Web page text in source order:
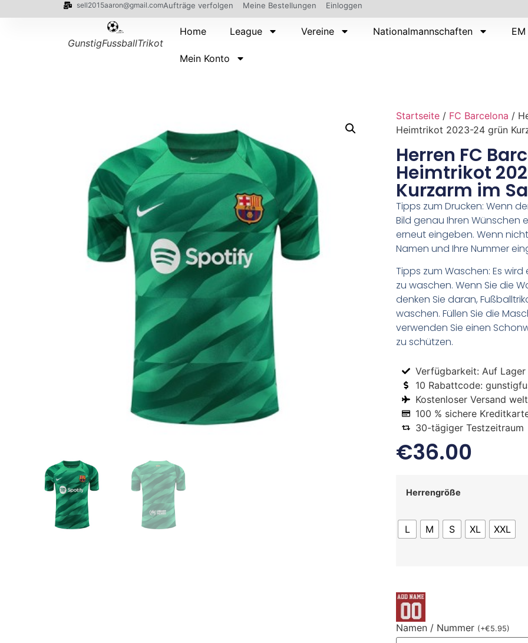
sell2015aaron@gmail.comAufträge verfolgen Meine Bestellungen Einloggen
GunstigFussballTrikot
Home League Vereine Nationalmannschaften
Mein Konto
Startseite / FC Barcelona /
Heimtrikot 2023-24 grün
Herren FC
Heimtrikot
Kurzarm im
Tipps zum Drucken: Wenn
Bild genau Ihren Wünschen
erneut eingeben. Wenn
Namen und Ihre Nummer
Tipps zum Waschen: Es
zu waschen. Wenn Sie die
denken Sie daran,
waschen. Füllen Sie die
verwenden Sie einen
zu schützen.
Verfügbarkeit: Auf Lager
10 Rabattcode:
Kostenloser Versand
100 % sichere
30-tägiger Testzeitraum
€36.00
Herrengröße
L M S XL XXL
Namen / Nummer (+€5.95)